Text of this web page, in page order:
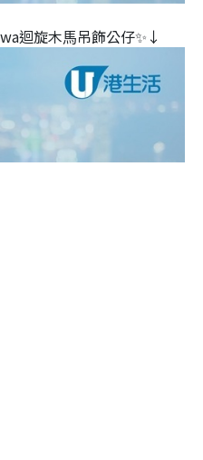
迴旋木⾺吊飾公仔✨↓